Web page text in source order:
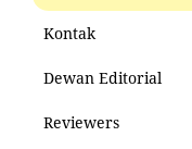
Kontak
Dewan Editorial
Reviewers